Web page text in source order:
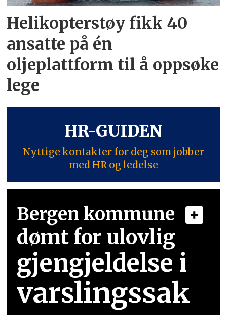
Helikopterstøy fikk 40
ansatte på én
oljeplattform til å oppsøke
lege
HR-GUIDEN
Nyttige kontakter for deg som jobber
med HR og ledelse
Bergen kommune
dømt for ulovlig
gjengjeldelse i
varslingssak